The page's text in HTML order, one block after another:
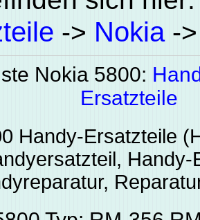
-> Nokia-
Nokia 5800:
Ersatzteile
Handy-Ersatzteile
Handy-